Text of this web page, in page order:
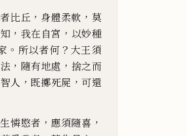
比丘 ， 身體柔軟 ， 莫
， 我在自宮 ， 以妙種
。 所以者何 ？ 大王須
， 隨有地處 ， 捨之而
人 ， 既擲死屍 ， 可還
生憐愍者 ， 應須隨喜 ，